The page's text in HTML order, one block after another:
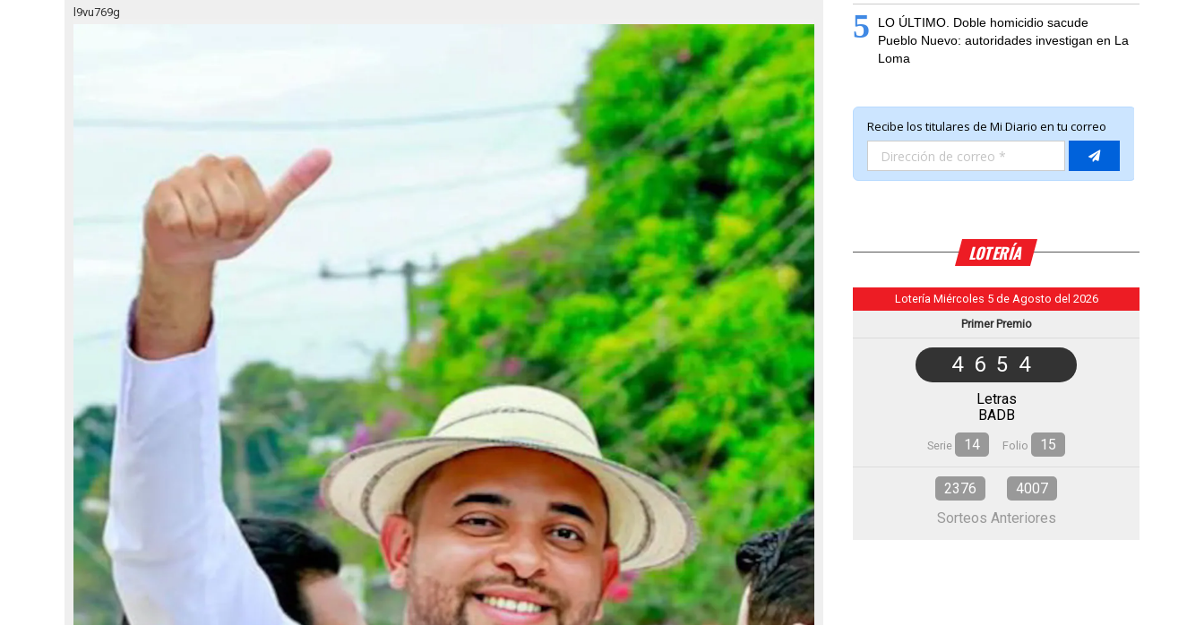
l9vu769g 5
LO ÚLTIMO. Doble homicidio sacude
Pueblo Nuevo: autoridades investigan en La
Loma
LOTERÍA
Lotería Miércoles 5 de Agosto del 2026
Primer Premio
4654
Letras
BADB
Serie 14 Folio 15
2376
4007
Sorteos Anteriores